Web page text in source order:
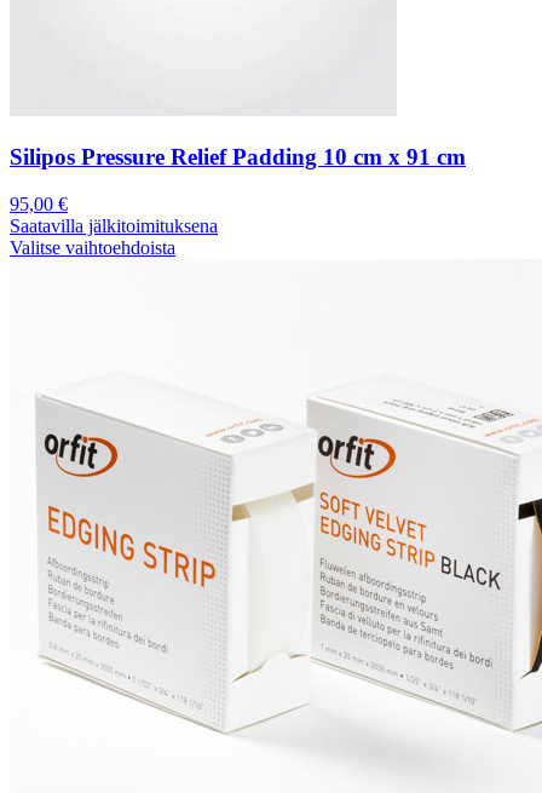
Silipos Pressure Relief Padding 10 cm x 91 cm
95,00 €
Saatavilla jälkitoimituksena
Valitse vaihtoehdoista